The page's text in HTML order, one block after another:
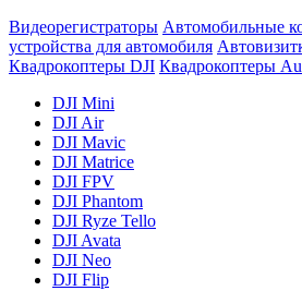
Видеорегистраторы Автомобильные
устройства для автомобиля
Квадрокоптеры DJI Квадрокоптеры
DJI Mini
DJI Air
DJI Mavic
DJI Matrice
DJI FPV
DJI Phantom
DJI Ryze Tello
DJI Avata
DJI Neo
DJI Flip